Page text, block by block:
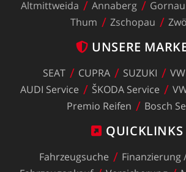
Altmittweida Annaberg Gornau
Thum
Zschopau
UNSERE
SEAT CUPRA SUZUKI VW
AUDI Service ŠKODA Service
Premio Reifen Bosch
QUICKLINKS
Fahrzeugsuche Finanzierung